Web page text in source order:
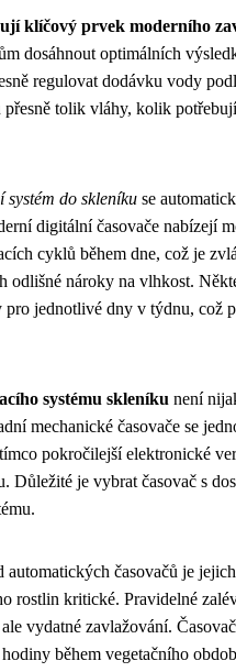
klíčový prvek moderního
dosáhnout optimálních
regulovat dodávku vody
tolik vláhy, kolik
systém do skleníku se
digitální časovače nabízejí
cyklů během dne, což je
odlišné nároky na vlhkost.
pro jednotlivé dny v týdnu, což
systému skleníku není
mechanické časovače se
pokročilejší elektronické
Důležité je vybrat časovač s
automatických časovačů je
rostlin kritické. Pravidelné
vydatné zavlažování.
během vegetačního